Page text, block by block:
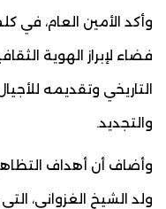
وأكد الأمين العام، في
فضاء لإبراز الهوية
التاريخي وتقديمه
والتجديد.
وأضاف أن أهداف
ولد الشيخ الغزواني،